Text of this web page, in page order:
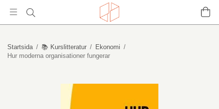
Startsida / 📚 Kurslitteratur / Ekonomi /
Hur moderna organisationer fungerar